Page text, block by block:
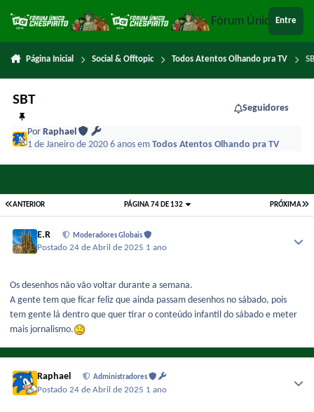
Fórum ÚnicoEntre
Página Inicial Social & Offtopic Todos Atentos Olhando pra TV
SBT
Seguidores
PorRaphael
1 de Janeiro de 20206 anosemTodos Atentos Olhando pra TV
ANTERIOR PRÓXIMA
PÁGINA 74 DE 132
E.R Moderadores Globais
Postado24 de Abril de 2025 1 ano
Os desenhos não vão voltar durante a semana.
A gente tem que ficar feliz que ainda passam desenhos no sábado, pois
tem gente lá dentro que quer tirar o conteúdo infantil do sábado e meter
mais jornalismo.
Raphael Administradores
Postado24 de Abril de 2025 1 ano